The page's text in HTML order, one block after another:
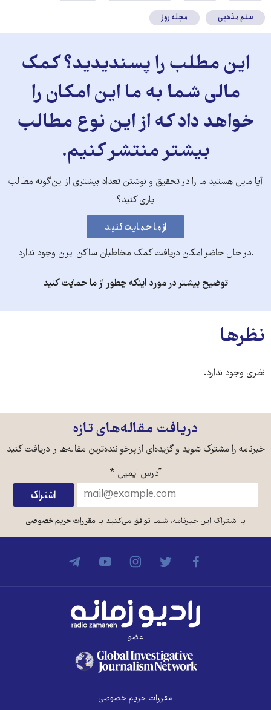
ستم مذهبی
مجله روز
این مطلب را پسندیدید؟ کمک
مالی شما به ما این امکان را
خواهد داد که از این نوع مطالب
بیشتر منتشر کنیم.
آیا مایل هستید ما را در تحقیق و نوشتن تعداد بیشتری از این‌گونه مطالب
یاری کنید؟
.در حال حاضر امکان دریافت کمک مخاطبان ساکن ایران وجود ندارد
توضیح بیشتر در مورد اینکه چطور از ما حمایت کنید
نظرها
نظری وجود ندارد.
دریافت مقاله‌های تازه
خبرنامه را مشترک شوید و گزیده‌ای از پرخواننده‌ترین مقاله‌ها را دریافت کنید
آدرس ایمیل *
با اشتراک این خبرنامه، شما توافق می‌کنید بامقررات حریم خصوصی
عضو
مقررات حریم خصوصی